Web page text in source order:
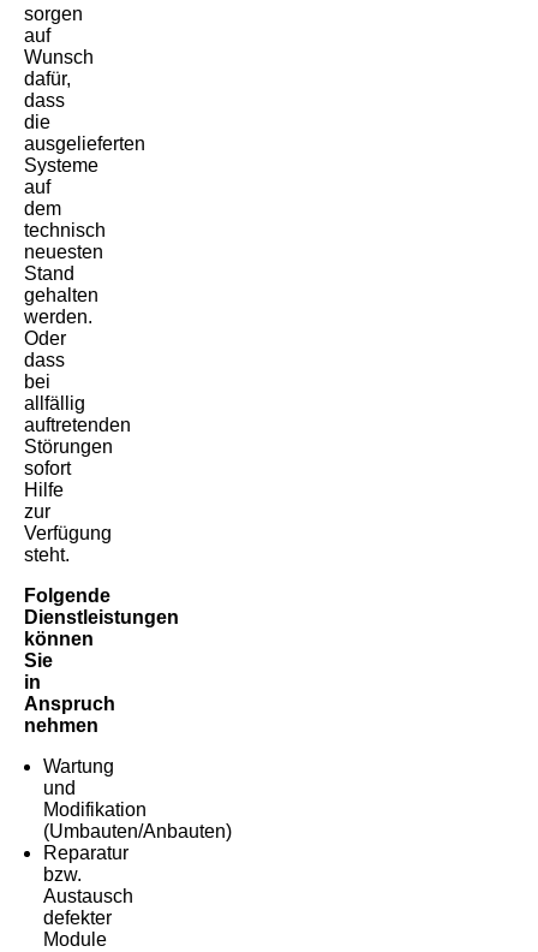
sorgen
auf
Wunsch
dafür,
dass
die
ausgelieferten
Systeme
auf
dem
technisch
neuesten
Stand
gehalten
werden.
Oder
dass
bei
allfällig
auftretenden
Störungen
sofort
Hilfe
zur
Verfügung
steht.
Folgende
Dienstleistungen
können
Sie
in
Anspruch
nehmen
Wartung
und
Modifikation
(Umbauten/Anbauten)
Reparatur
bzw.
Austausch
defekter
Module